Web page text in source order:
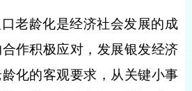
老龄化是经济社会发展的成
作积极应对，发展银发经济
化的客观要求，从关键小事